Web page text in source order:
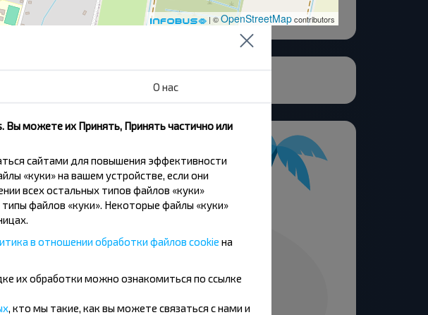
| ©OpenStreetMapcontributors
О нас
Вы можете их Принять, Принять частично или
сайтами для повышения эффективности
«куки» на вашем устройстве, если они
всех остальных типов файлов «куки»
файлов «куки». Некоторые файлы «куки»
в отношении обработки файлов cookie на
их обработки можно ознакомиться по ссылке
, кто мы такие, как вы можете связаться с нами и